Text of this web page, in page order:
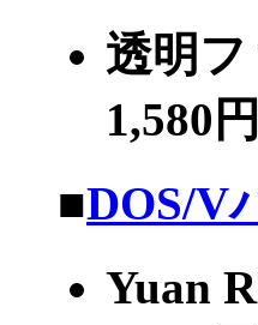
透明
1,580円
■DOS/V
Yuan